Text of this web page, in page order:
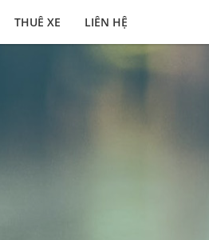
THUÊ XE LIÊN HỆ